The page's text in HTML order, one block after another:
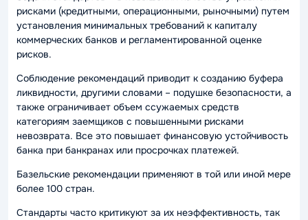
рисками (кредитными, операционными, рыночными) путем
установления минимальных требований к капиталу
коммерческих банков и регламентированной оценке
рисков.
Соблюдение рекомендаций приводит к созданию буфера
ликвидности, другими словами – подушке безопасности, а
также ограничивает объем ссужаемых средств
категориям заемщиков с повышенными рисками
невозврата. Все это повышает финансовую устойчивость
банка при банкранах или просрочках платежей.
Базельские рекомендации применяют в той или иной мере
более 100 стран.
Стандарты часто критикуют за их неэффективность, так